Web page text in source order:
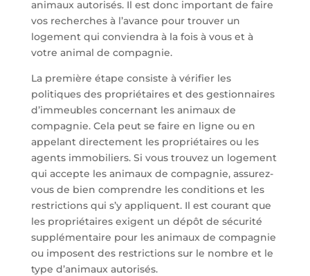
animaux autorisés. Il est donc important de faire
vos recherches à l’avance pour trouver un
logement qui conviendra à la fois à vous et à
votre animal de compagnie.
La première étape consiste à vérifier les
politiques des propriétaires et des gestionnaires
d’immeubles concernant les animaux de
compagnie. Cela peut se faire en ligne ou en
appelant directement les propriétaires ou les
agents immobiliers. Si vous trouvez un logement
qui accepte les animaux de compagnie, assurez-
vous de bien comprendre les conditions et les
restrictions qui s’y appliquent. Il est courant que
les propriétaires exigent un dépôt de sécurité
supplémentaire pour les animaux de compagnie
ou imposent des restrictions sur le nombre et le
type d’animaux autorisés.